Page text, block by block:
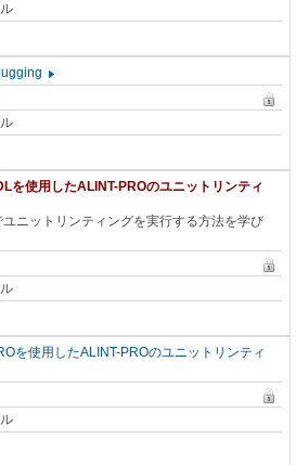
を使用したALINT-PROのユニットリンティ
ユニットリンティングを実行する方法を学び
を使用したALINT-PROのユニットリンティ